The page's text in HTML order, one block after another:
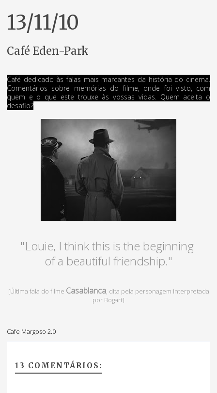
13/11/10
Café Eden-Park
Café dedicado às falas mais marcantes da história do cinema.
Comentários sobre memórias do filme, onde foi visto, com
quem e o que este trouxe às vossas vidas. Quem aceita o
desafio?
"Louie, I think this is the beginning
of a beautiful friendship."
[Última fala do filme Casablanca, dita pela personagem interpretada
por Bogart]
Cafe Margoso 2.0
13 COMENTÁRIOS: